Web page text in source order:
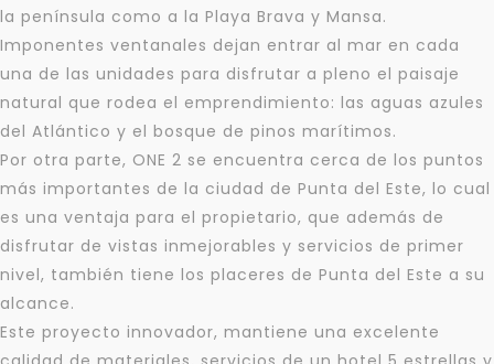
la península como a la Playa Brava y Mansa.
Imponentes ventanales dejan entrar al mar en cada
una de las unidades para disfrutar a pleno el paisaje
natural que rodea el emprendimiento: las aguas azules
del Atlántico y el bosque de pinos marítimos.
Por otra parte, ONE 2 se encuentra cerca de los puntos
más importantes de la ciudad de Punta del Este, lo cual
es una ventaja para el propietario, que además de
disfrutar de vistas inmejorables y servicios de primer
nivel, también tiene los placeres de Punta del Este a su
alcance.
Este proyecto innovador, mantiene una excelente